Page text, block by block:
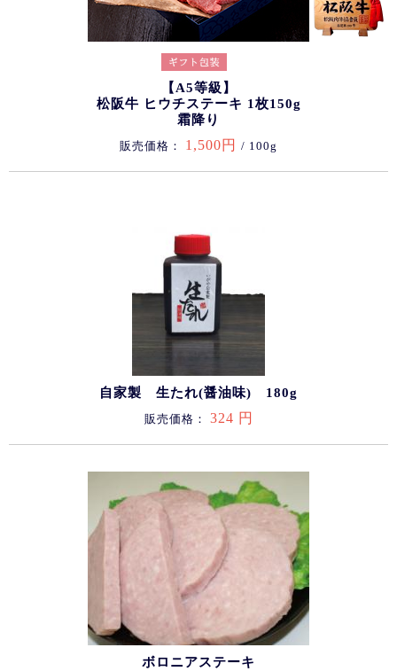
【A5等級】
松阪牛 ヒウチステーキ 1枚150g
霜降り
販売価格： 1,500円 / 100g
自家製 生たれ(醤油味) 180g
販売価格： 324 円
ボロニアステーキ